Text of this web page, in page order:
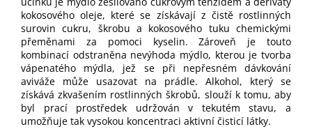
kokosového oleje, které se získávají z čistě rostlinných
surovin cukru, škrobu a kokosového tuku chemickými
přeměnami za pomoci kyselin. Zároveň je touto
kombinací odstraněna nevýhoda mýdlo, kterou je tvorba
vápenatého mýdla, jež se při nepřesném dávkování
aviváže může usazovat na prádle. Alkohol, který se
získává zkvašením rostlinných škrobů, slouží k tomu, aby
byl prací prostředek udržován v tekutém stavu, a
umožňuje tak vysokou koncentraci aktivní čisticí látky.